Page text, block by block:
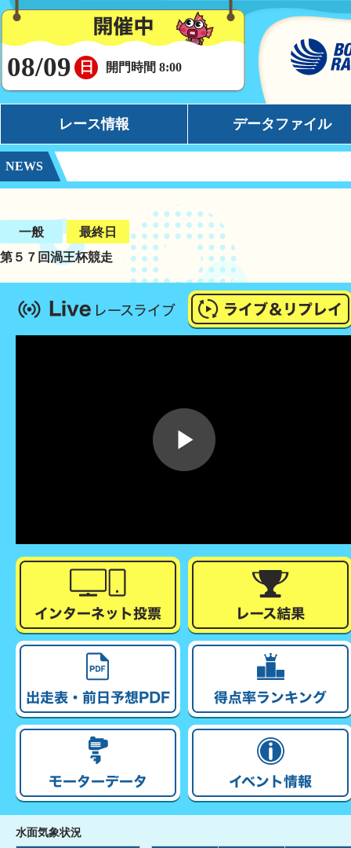
08/09 日 開門時間 8:00
レース情報
シリーズインデックス
レース展望
レース結果一覧
モーター抽選結果・前検タイムランキング
データファイル
イチオシモーター
完全舟券攻略
水面特性
潮見表
過去の優勝戦レース
徳島支部選手一覧
NEWS
一般
最終日
第５７回渦王杯競走
水面気象状況